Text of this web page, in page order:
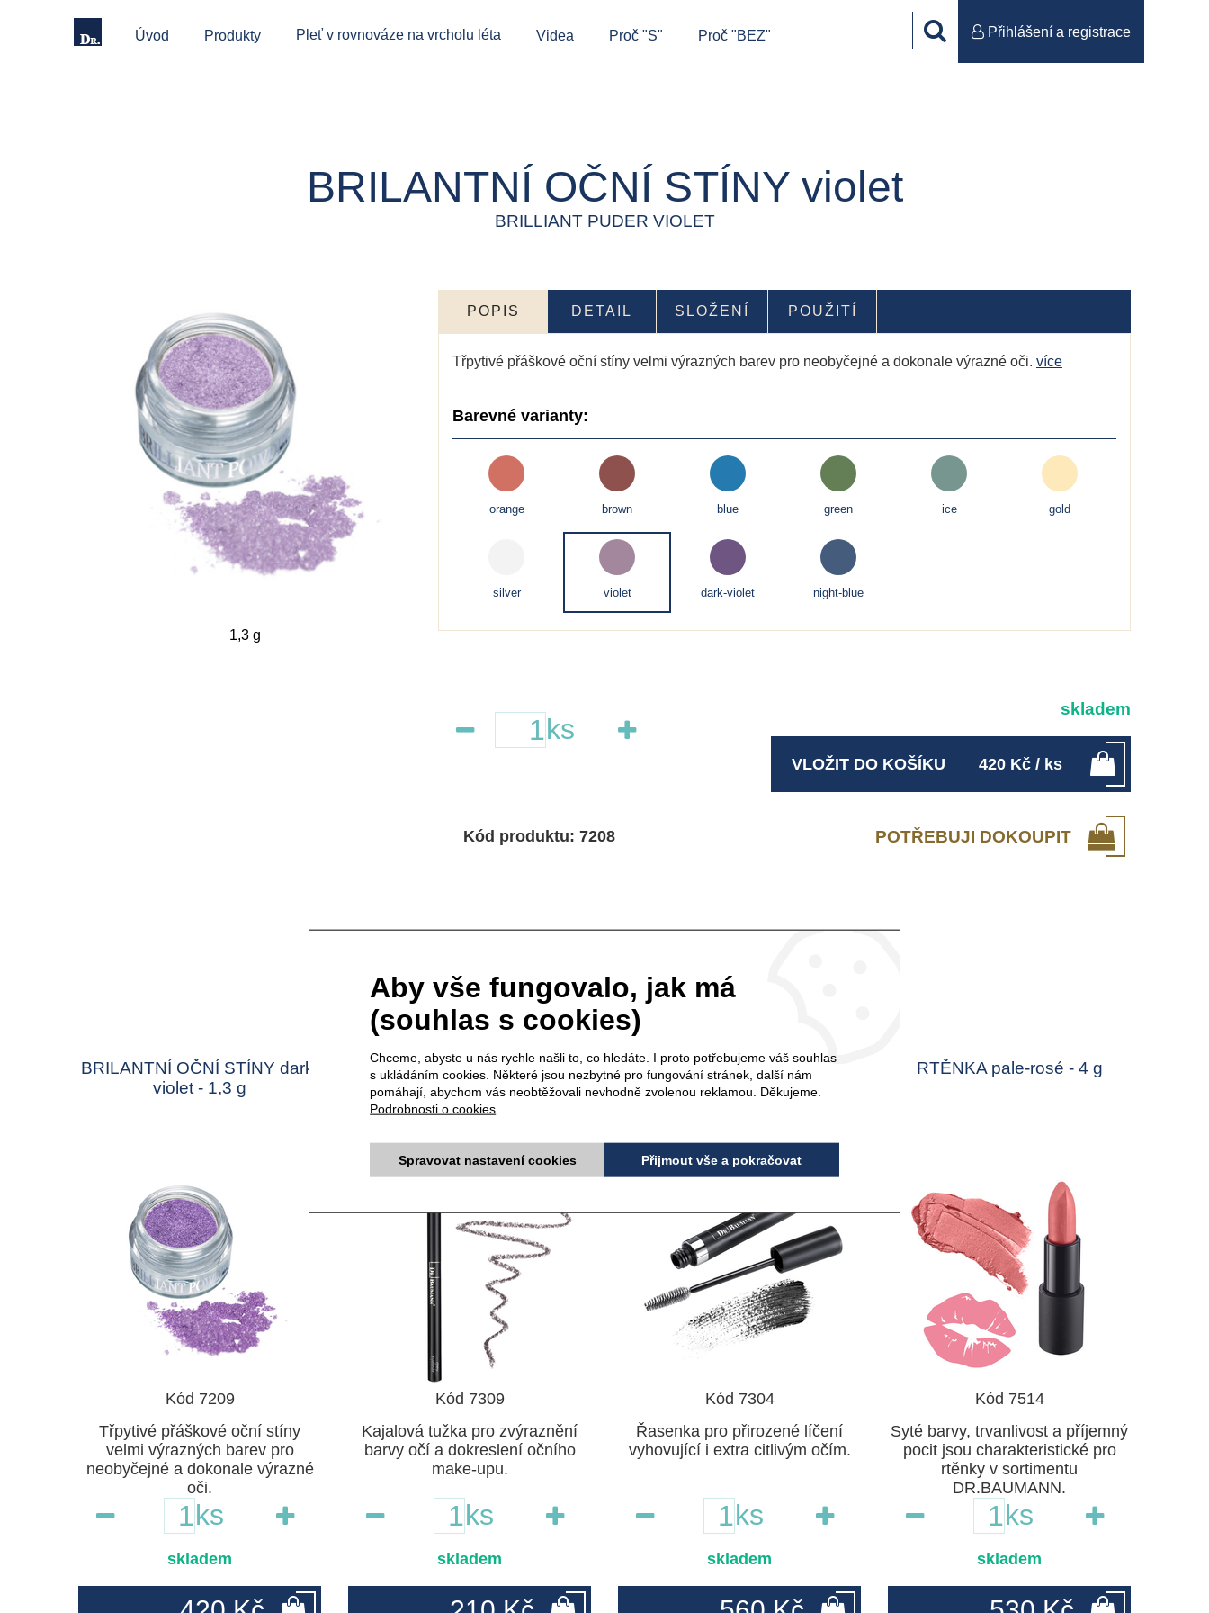
Úvod Produkty Pleť v rovnováze na vrcholu léta Videa Proč "S" Proč "BEZ" Přihlášení a registrace
BRILANTNÍ OČNÍ STÍNY violet
BRILLIANT PUDER VIOLET
1,3 g
POPIS DETAIL SLOŽENÍ POUŽITÍ
Třpytivé přáškové oční stíny velmi výrazných barev pro neobyčejné a dokonale výrazné oči. více
Barevné varianty:
orange brown blue green ice gold
silver violet dark-violet night-blue
Kód produktu: 7208 POTŘEBUJI DOKOUPIT
ks
skladem
VLOŽIT DO KOŠÍKU 420 Kč / ks
doporučujeme
K TOMUTO PRODUKTU
BRILANTNÍ OČNÍ STÍNY dark-
violet - 1,3 g
Kód 7209
Třpytivé přáškové oční stíny
velmi výrazných barev pro
neobyčejné a dokonale výrazné
oči.
ks
skladem
TUŽKA NA OČI grey - 1,14 g
Kód 7309
Kajalová tužka pro zvýraznění
barvy očí a dokreslení očního
make-upu.
ks
skladem
ŘASENKA black - 8 ml
Kód 7304
Řasenka pro přirozené líčení
vyhovující i extra citlivým očím.
ks
skladem
RTĚNKA pale-rosé - 4 g
Kód 7514
Syté barvy, trvanlivost a příjemný
pocit jsou charakteristické pro
rtěnky v sortimentu
DR.BAUMANN.
ks
skladem
Aby vše fungovalo, jak má
(souhlas s cookies)
Chceme, abyste u nás rychle našli to, co hledáte. I proto potřebujeme váš souhlas
s ukládáním cookies. Některé jsou nezbytné pro fungování stránek, další nám
pomáhají, abychom vás neobtěžovali nevhodně zvolenou reklamou. Děkujeme.
Podrobnosti o cookies
Spravovat nastavení cookies Přijmout vše a pokračovat